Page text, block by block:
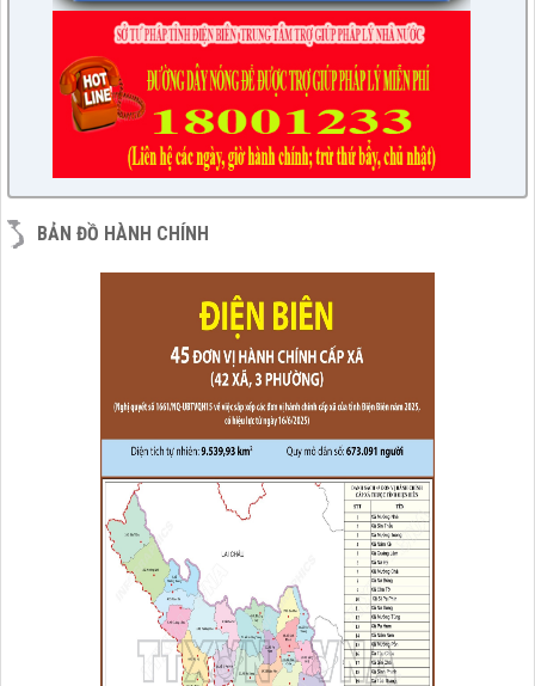
BẢN ĐỒ HÀNH CHÍNH